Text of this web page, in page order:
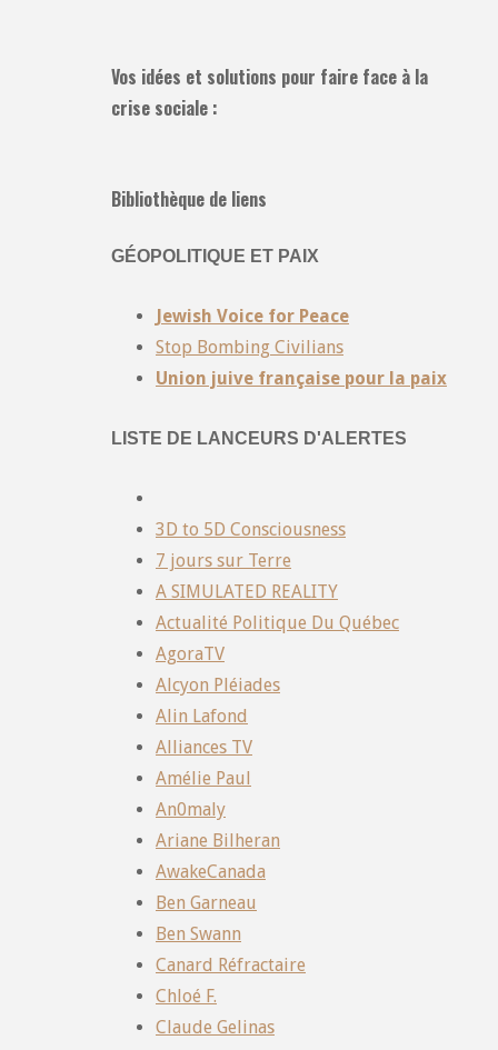
Vos idées et solutions pour faire face à la
crise sociale :
Bibliothèque de liens
GÉOPOLITIQUE ET PAIX
Jewish Voice for Peace
Stop Bombing Civilians
Union juive française pour la paix
LISTE DE LANCEURS D'ALERTES
3D to 5D Consciousness
7 jours sur Terre
A SIMULATED REALITY
Actualité Politique Du Québec
AgoraTV
Alcyon Pléiades
Alin Lafond
Alliances TV
Amélie Paul
An0maly
Ariane Bilheran
AwakeCanada
Ben Garneau
Ben Swann
Canard Réfractaire
Chloé F.
Claude Gelinas